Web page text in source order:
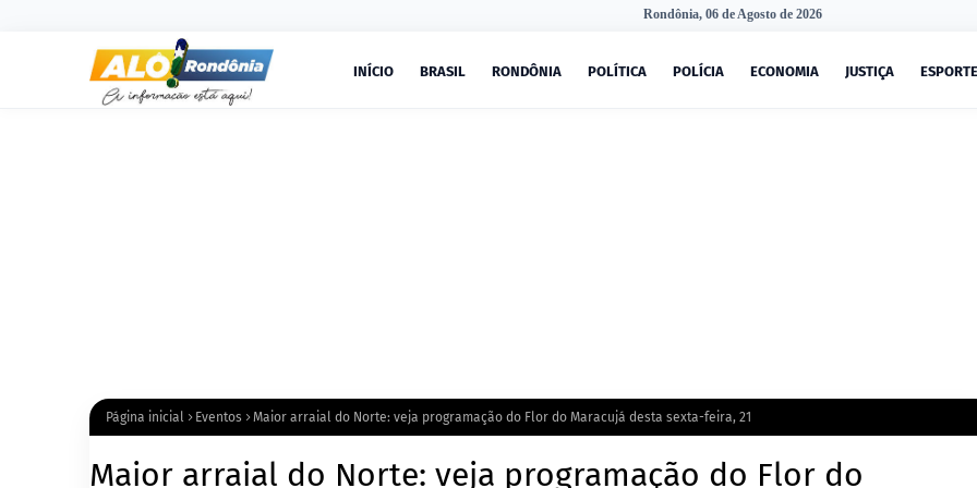
Rondônia, 06 de Agosto de 2026
INÍCIO BRASIL RONDÔNIA POLÍTICA POLÍCIA ECONOMIA JUSTIÇA ESPORTE
Página inicial Eventos Maior arraial do Norte: veja programação do Flor do Maracujá desta sexta-feira, 21
Maior arraial do Norte: veja programação do Flor do